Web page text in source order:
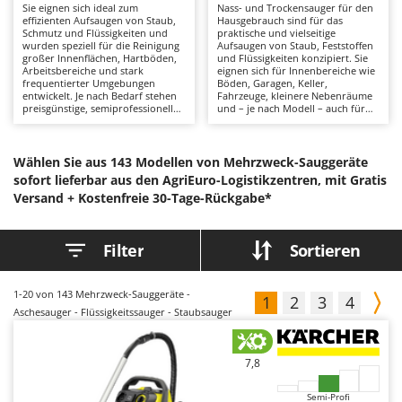
Astscheren
Atemschutzgeräte
Aufroller für Olivennetze
Aufschnittmaschinen
B
Balkenmäher
Bandsägen
Batterieladegeräte - Starthilfegeräte
Baumscheren - pneumatisch
Baumstumpffräsen
Bindezangen - elektrisch
Bodenfräsen für Traktor
Ambrogio Robot
Annovi Reverberi
ANTHBOT
Archman
Argo
Ariete
Artus
Attila
Awelco
Sie eignen sich ideal zum
effizienten Aufsaugen von Staub,
Schmutz und Flüssigkeiten und
wurden speziell für die Reinigung
großer Innenflächen, Hartböden,
Arbeitsbereiche und stark
frequentierter Umgebungen
entwickelt. Je nach Bedarf stehen
preisgünstige, semiprofessionelle
Behältervolumen sowie
Ausführungen mit einem, zwei
oder drei Motoren ermöglichen
lange Arbeitsintervalle bei
gleichbleibende
Reinigungsleistung sorgen
leistungsstarke Filtersysteme wie
Doppelfilter oder
feinem Staub einen konstanten
Luftstrom gewährleisten. Die hohe
Flächenleistung verkürzt die
Reinigungszeiten auf großen
Flächen, während Funktionen wie
Elektrowerkzeuge und die
Blasfunktion den Einsatzbereich
zusätzlich erweitern. Ideal für
Nass- und Trockensauger für den
Hausgebrauch sind für das
praktische und vielseitige
Aufsaugen von Staub, Feststoffen
und Flüssigkeiten konzipiert. Sie
eignen sich für Innenbereiche wie
Böden, Garagen, Keller,
Fahrzeuge, kleinere Nebenräume
und – je nach Modell – auch für
Dank kompakter Behälter bieten
sie eine ausgewogene
Arbeitskapazität, die für die
meisten Reinigungsarbeiten im
Haushalt ausreicht, ohne dass
Leistungsstarke Filtersysteme und
ein umfangreiches Zubehör
ermöglichen eine gründliche
Reinigung und den flexiblen
Materialien mit nur einem Gerät.
Die hohe Effizienz sorgt für kurze
Reinigungszeiten und macht diese
Sauger ideal für den privaten und
häuslichen Gebrauch. Für den
Betrieb ist ein Netzanschluss
erforderlich. Das Netzkabel
schränkt zwar den Arbeitsradius
ein, gewährleistet jedoch einen
Wählen Sie aus 143 Modellen von Mehrzweck-Sauggeräte
sofort lieferbar aus den AgriEuro-Logistikzentren, mit Gratis
Versand + Kostenfreie 30-Tage-Rückgabe*
Filter Sortieren
1-20 von 143 Mehrzweck-Sauggeräte -
Aschesauger - Flüssigkeitssauger - Staubsauger
1 2 3 4
7,8
Semi-Profi